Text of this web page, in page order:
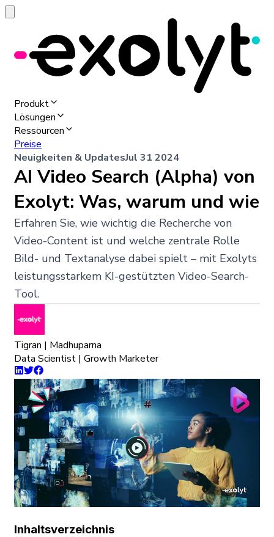
Produkt
Lösungen
Ressourcen
Preise
Neuigkeiten & UpdatesJul 31 2024
AI Video Search (Alpha) von
Exolyt: Was, warum und wie
Erfahren Sie, wie wichtig die Recherche von
Video-Content ist und welche zentrale Rolle
Bild- und Textanalyse dabei spielt – mit Exolyts
leistungsstarkem KI-gestützten Video-Search-
Tool.
Tigran | Madhuparna
Data Scientist | Growth Marketer
Inhaltsverzeichnis